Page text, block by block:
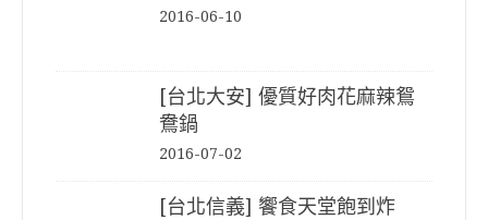
2016-06-10
[台北大安] 優質好肉花麻辣鴛
鴦鍋
2016-07-02
[台北信義] 饗食天堂飽到炸